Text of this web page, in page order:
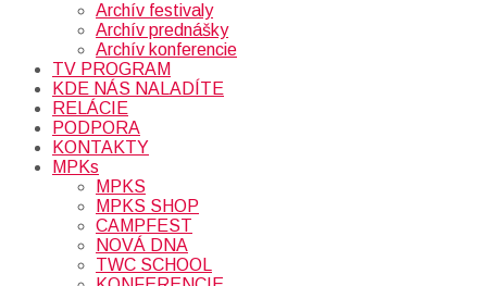
Archív festivaly
Archív prednášky
Archív konferencie
TV PROGRAM
KDE NÁS NALADÍTE
RELÁCIE
PODPORA
KONTAKTY
MPKs
MPKS
MPKS SHOP
CAMPFEST
NOVÁ DNA
TWC SCHOOL